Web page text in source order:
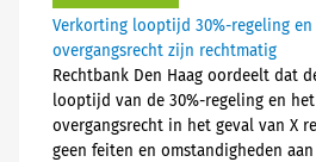
Verkorting looptijd 30%-regeling
overgangsrecht zijn rechtmatig
Rechtbank Den Haag oordeelt dat
looptijd van de 30%-regeling en
overgangsrecht in het geval van X
geen feiten en omstandigheden